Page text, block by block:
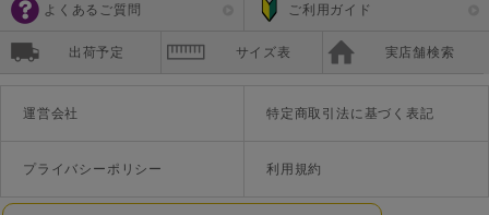
よくあるご質問 ご利用ガイド
出荷予定 サイズ表 実店舗検索
運営会社 特定商取引法に基づく表記
プライバシーポリシー 利用規約